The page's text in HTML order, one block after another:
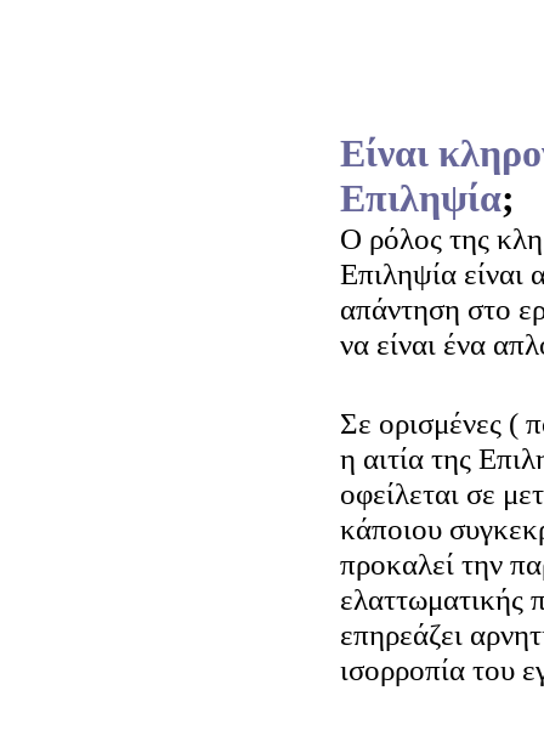
Είναι
Επιληψία;
Ο ρόλος της
Επιληψία είναι
απάντηση στο
να είναι ένα
Σε ορισμένες (
η αιτία της
οφείλεται σε
κάποιου
προκαλεί την
ελαττωματικής
επηρεάζει
ισορροπία του